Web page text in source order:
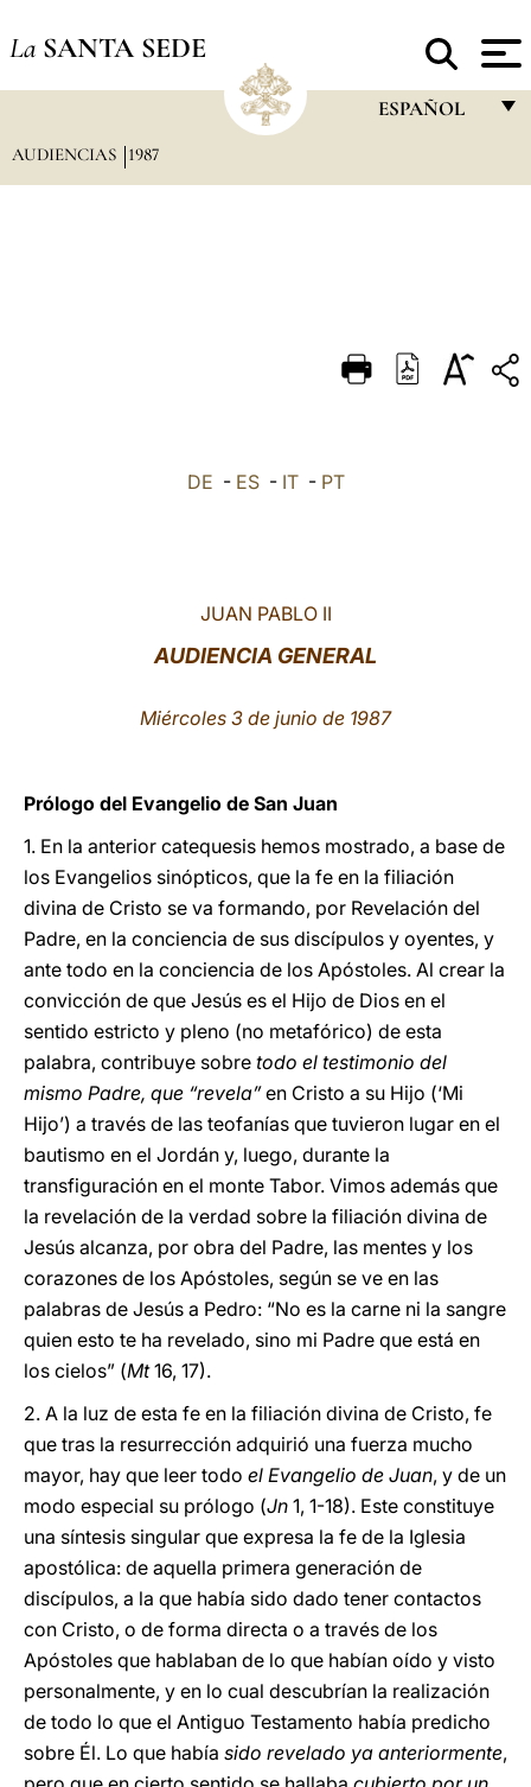
La SANTA SEDE
ESPAÑOL
DEUTSCH
AUDIENCIAS 1987
DE - ES- IT- PT
JUAN PABLO II
AUDIENCIA GENERAL
Miércoles 3 de junio de 1987
Prólogo del Evangelio de San Juan
1. En la anterior catequesis hemos mostrado, a base de
los Evangelios sinópticos, que la fe en la filiación
divina de Cristo se va formando, por Revelación del
Padre, en la conciencia de sus discípulos y oyentes, y
ante todo en la conciencia de los Apóstoles. Al crear la
convicción de que Jesús es el Hijo de Dios en el
sentido estricto y pleno (no metafórico) de esta
palabra, contribuye sobre todo el testimonio del
mismo Padre, que “revela”en Cristo a su Hijo (‘Mi
Hijo’) a través de las teofanías que tuvieron lugar en el
bautismo en el Jordán y, luego, durante la
transfiguración en el monte Tabor. Vimos además que
la revelación de la verdad sobre la filiación divina de
Jesús alcanza, por obra del Padre, las mentes y los
corazones de los Apóstoles, según se ve en las
palabras de Jesús a Pedro: “No es la carne ni la sangre
quien esto te ha revelado, sino mi Padre que está en
los cielos” (Mt16, 17).
2. A la luz de esta fe en la filiación divina de Cristo, fe
que tras la resurrección adquirió una fuerza mucho
mayor, hay que leer todo el Evangelio de Juan, y de un
modo especial su prólogo (Jn 1, 1-18). Este constituye
una síntesis singular que expresa la fe de la Iglesia
apostólica: de aquella primera generación de
discípulos, a la que había sido dado tener contactos
con Cristo, o de forma directa o a través de los
Apóstoles que hablaban de lo que habían oído y visto
personalmente, y en lo cual descubrían la realización
de todo lo que el Antiguo Testamento había predicho
sobre Él. Lo que había sido revelado ya anteriormente,